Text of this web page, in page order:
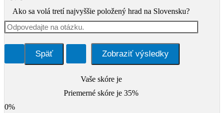
Ako sa volá tretí najvyššie položený hrad na Slovensku?
Vaše skóre je
Priemerné skóre je 35%
0%